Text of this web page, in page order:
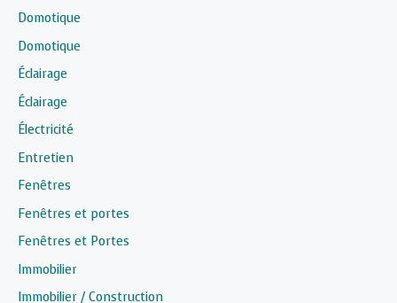
Domotique
Domotique
Éclairage
Éclairage
Électricité
Entretien
Fenêtres
Fenêtres et portes
Fenêtres et Portes
Immobilier
Immobilier / Construction